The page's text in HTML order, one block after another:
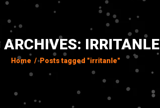
ARCHIVES: IRRITANLE
Home / Posts tagged "irritanle"